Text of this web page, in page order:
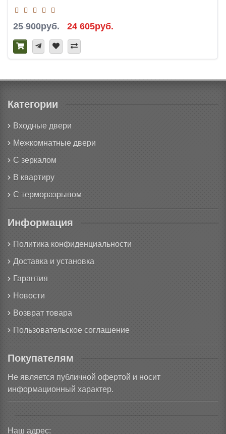
25 900руб. 24 605руб.
Категории
Входные двери
Межкомнатные двери
С зеркалом
В квартиру
С терморазрывом
Информация
Политика конфиденциальности
Доставка и установка
Гарантия
Новости
Возврат товара
Пользовательское соглашение
Покупателям
Не является публичной офертой и носит
информационный характер.
Наш адрес: